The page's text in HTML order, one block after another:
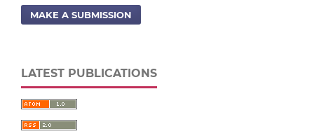
MAKE A SUBMISSION
LATEST PUBLICATIONS